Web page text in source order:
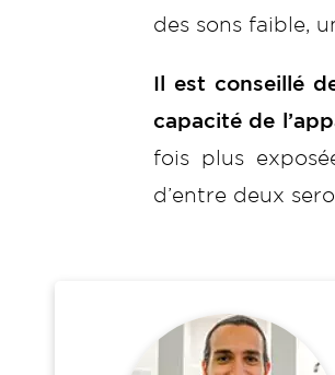
des sons faible,
Il est conseillé
capacité de
fois plus
d’entre deux